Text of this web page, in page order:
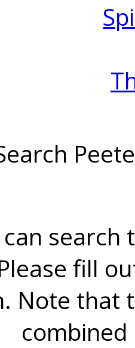
search
fill
Note that
combined